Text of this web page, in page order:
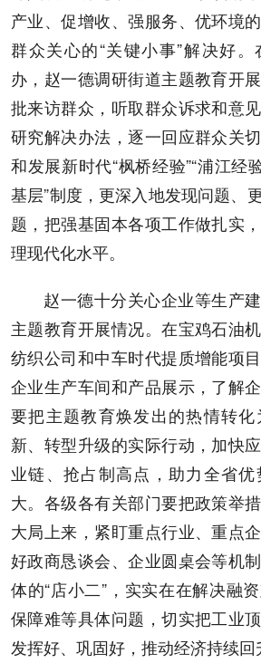
产业、促增收、强服务、优环境
群众关心的“关键小事”解决好
办，赵一德调研街道主题教育开
批来访群众，听取群众诉求和意
研究解决办法，逐一回应群众关
和发展新时代“枫桥经验”“浦江经
基层”制度，更深入地发现问题、
题，把强基固本各项工作做扎实
理现代化水平。
赵一德十分关心企业等生产
主题教育开展情况。在宝鸡石油
纺织公司和中车时代提质增能项
企业生产车间和产品展示，了解
要把主题教育焕发出的热情转
新、转型升级的实际行动，加快
业链、抢占制高点，助力全省
大。各级各有关部门要把政策举
大局上来，紧盯重点行业、重点
好政商恳谈会、企业圆桌会等机
体的“店小二”，实实在在解决融
保障难等具体问题，切实把工业
发挥好、巩固好，推动经济持续回